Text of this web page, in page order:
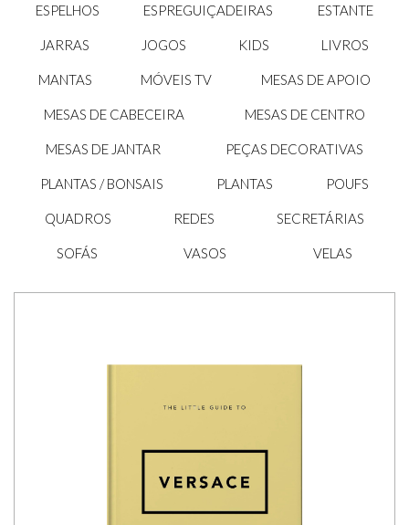
ESPELHOS ESPREGUIÇADEIRAS ESTANTE
JARRAS JOGOS KIDS LIVROS
MANTAS MÓVEIS TV MESAS DE APOIO
MESAS DE CABECEIRA MESAS DE CENTRO
MESAS DE JANTAR PEÇAS DECORATIVAS
PLANTAS / BONSAIS PLANTAS POUFS
QUADROS REDES SECRETÁRIAS
SOFÁS VASOS VELAS